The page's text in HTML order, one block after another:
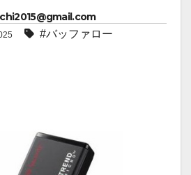
#バッファロー